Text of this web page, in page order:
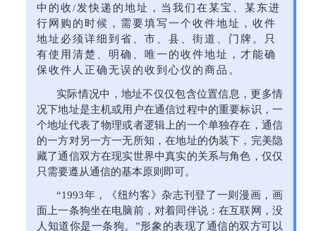
中的收/发快递的地址，当我们在某宝、某东进
行网购的时候，需要填写一个收件地址，收件
地址必须详细到省、市、县、街道、门牌。只
有使用清楚、明确、唯一的收件地址，才能确
保收件人正确无误的收到心仪的商品。
实际情况中，地址不仅仅包含位置信息，更多情
况下地址是主机或用户在通信过程中的重要标识，一
个地址代表了物理或者逻辑上的一个单独存在，通信
的一方对另一方一无所知，在地址的伪装下，完美隐
藏了通信双方在现实世界中真实的关系与角色，仅仅
只需要遵从通信的基本原则即可。
“1993年，《纽约客》杂志刊登了一则漫画，画
面上一条狗坐在电脑前，对着同伴说：在互联网，没
人知道你是一条狗。”形象的表现了通信的双方可以